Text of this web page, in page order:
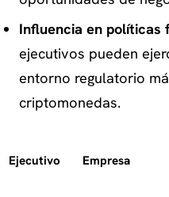
Influencia en políticas
ejecutivos pueden
entorno regulatorio
criptomonedas.
Ejecutivo Empresa